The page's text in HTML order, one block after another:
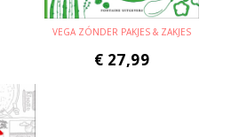
VEGA ZÓNDER PAKJES & ZAKJES
€ 27,99